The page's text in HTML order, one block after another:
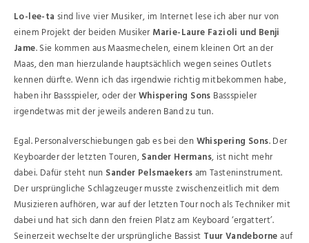
Lo-lee-ta sind live vier Musiker, im Internet lese ich aber nur von
einem Projekt der beiden Musiker Marie-Laure Fazioli und Benji
Jame. Sie kommen aus Maasmechelen, einem kleinen Ort an der
Maas, den man hierzulande hauptsächlich wegen seines Outlets
kennen dürfte. Wenn ich das irgendwie richtig mitbekommen habe,
haben ihr Bassspieler, oder derWhispering Sons Bassspieler
irgendetwas mit der jeweils anderen Band zu tun.
Egal. Personalverschiebungen gab es bei denWhispering Sons. Der
Keyboarder der letzten Touren,Sander Hermans, ist nicht mehr
dabei. Dafür steht nun Sander Pelsmaekersam Tasteninstrument.
Der ursprüngliche Schlagzeuger musste zwischenzeitlich mit dem
Musizieren aufhören, war auf der letzten Tour noch als Techniker mit
dabei und hat sich dann den freien Platz am Keyboard ‘ergattert’.
Seinerzeit wechselte der ursprüngliche Bassist Tuur Vandeborneauf